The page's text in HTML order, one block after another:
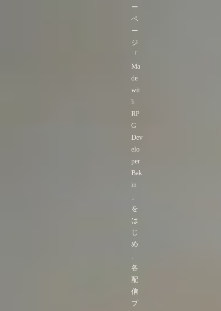
ー
ペ
ー
ジ
「
Ma
de
wit
h
RP
G
Dev
elo
per
Bak
in
」
を
は
じ
め
、
各
配
信
プ